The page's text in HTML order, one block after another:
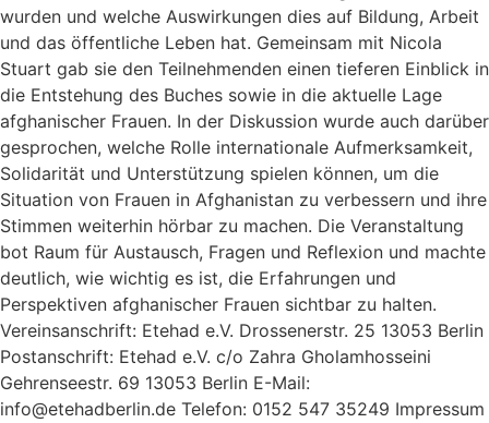
wurden und welche Auswirkungen dies auf Bildung, Arbeit
und das öffentliche Leben hat. Gemeinsam mit Nicola
Stuart gab sie den Teilnehmenden einen tieferen Einblick in
die Entstehung des Buches sowie in die aktuelle Lage
afghanischer Frauen. In der Diskussion wurde auch darüber
gesprochen, welche Rolle internationale Aufmerksamkeit,
Solidarität und Unterstützung spielen können, um die
Situation von Frauen in Afghanistan zu verbessern und ihre
Stimmen weiterhin hörbar zu machen. Die Veranstaltung
bot Raum für Austausch, Fragen und Reflexion und machte
deutlich, wie wichtig es ist, die Erfahrungen und
Perspektiven afghanischer Frauen sichtbar zu halten.
Vereinsanschrift: Etehad e.V. Drossenerstr. 25 13053 Berlin
Postanschrift: Etehad e.V. c/o Zahra Gholamhosseini
Gehrenseestr. 69 13053 Berlin E-Mail:
info@etehadberlin.de Telefon: 0152 547 35249 Impressum​